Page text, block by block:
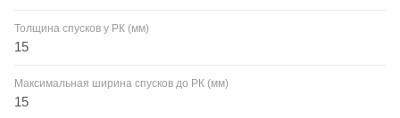
Толщина спусков у РК (мм)
15
Максимальная ширина спусков до РК (мм)
15